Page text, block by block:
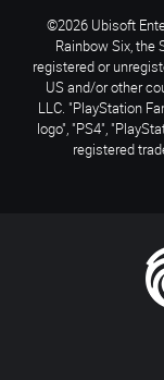
©2026 Ubisoft
Rainbow Six, the
registered or
US and/or other
LLC. "PlayStation
logo", "PS4",
registered